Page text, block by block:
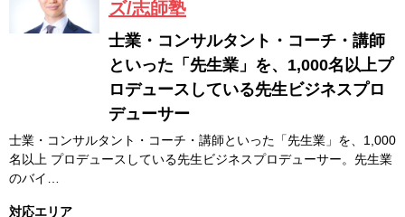
ズ/志師塾
士業・コンサルタント・コーチ・講師
といった「先生業」を、1,000名以上プ
ロデュースしている先生ビジネスプロ
デューサー
士業・コンサルタント・コーチ・講師といった「先生業」を、1,000
名以上 プロデュースしている先生ビジネスプロデューサー。先生業
のバイ…
対応エリア